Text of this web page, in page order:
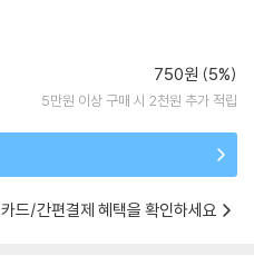
750원 (5%)
5만원 이상 구매 시 2천원 추가 적립
카드/간편결제 혜택을 확인하세요